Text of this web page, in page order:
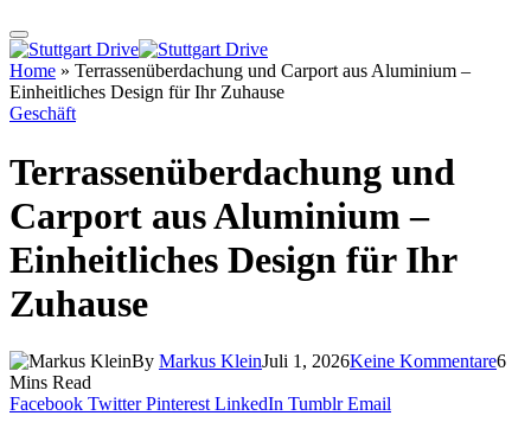
Home » Terrassenüberdachung und Carport aus Aluminium –
Einheitliches Design für Ihr Zuhause
Geschäft
Terrassenüberdachung und
Carport aus Aluminium –
Einheitliches Design für Ihr
Zuhause
By Markus KleinJuli 1, 2026Keine Kommentare6
Mins Read
Facebook Twitter Pinterest LinkedIn Tumblr Email